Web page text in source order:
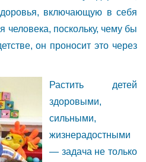
включающую в себя
человека, поскольку, чему бы
он проносит это через
Растить детей
здоровыми,
сильными,
жизнерадостными
— задача не только